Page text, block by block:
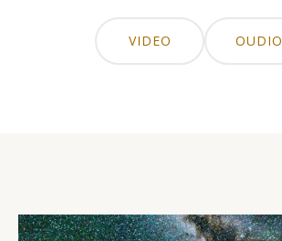
VIDEO OUDIO